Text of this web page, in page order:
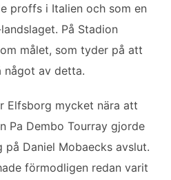
proffs i Italien och som en
På Stadion
målet, som tyder på att
något av detta.
Elfsborg mycket nära att
Pa Dembo Tourray gjorde
Daniel Mobaecks avslut.
förmodligen redan varit